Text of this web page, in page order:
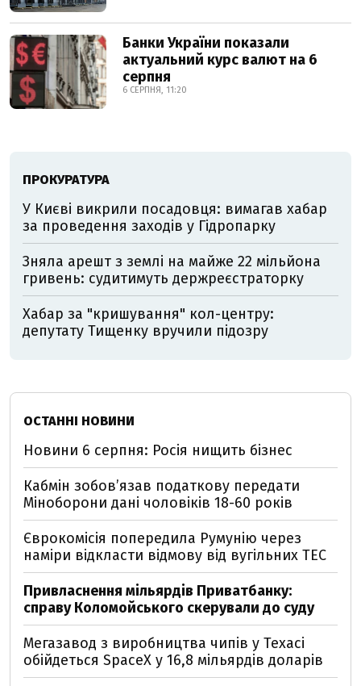
Банки України показали
актуальний курс валют на 6
серпня
6 СЕРПНЯ, 11:20
ПРОКУРАТУРА
У Києві викрили посадовця: вимагав хабар
за проведення заходів у Гідропарку
Зняла арешт з землі на майже 22 мільйона
гривень: судитимуть держреєстраторку
Хабар за "кришування" кол-центру:
депутату Тищенку вручили підозру
ОСТАННІ НОВИНИ
Новини 6 серпня: Росія нищить бізнес
Кабмін зобовʼязав податкову передати
Міноборони дані чоловіків 18-60 років
Єврокомісія попередила Румунію через
наміри відкласти відмову від вугільних ТЕС
Привласнення мільярдів Приватбанку:
справу Коломойського скерували до суду
Мегазавод з виробництва чипів у Техасі
обійдеться SpaceX у 16,8 мільярдів доларів